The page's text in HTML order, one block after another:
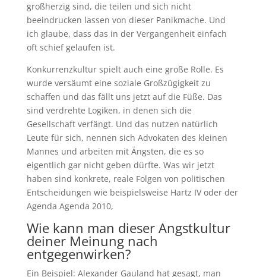
großherzig sind, die teilen und sich nicht
beeindrucken lassen von dieser Panikmache. Und
ich glaube, dass das in der Vergangenheit einfach
oft schief gelaufen ist.
Konkurrenzkultur spielt auch eine große Rolle. Es
wurde versäumt eine soziale Großzügigkeit zu
schaffen und das fällt uns jetzt auf die Füße. Das
sind verdrehte Logiken, in denen sich die
Gesellschaft verfängt. Und das nutzen natürlich
Leute für sich, nennen sich Advokaten des kleinen
Mannes und arbeiten mit Ängsten, die es so
eigentlich gar nicht geben dürfte. Was wir jetzt
haben sind konkrete, reale Folgen von politischen
Entscheidungen wie beispielsweise Hartz IV oder der
Agenda Agenda 2010,
Wie kann man dieser Angstkultur
deiner Meinung nach
entgegenwirken?
Ein Beispiel: Alexander Gauland hat gesagt, man